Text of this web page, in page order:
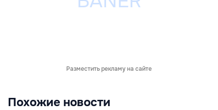
Разместить рекламу на сайте
Похожие новости